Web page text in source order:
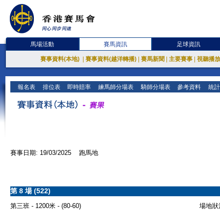
馬場活動 賽馬資訊 足球資訊
賽事資料(本地) 賽事資料(越洋轉播) 賽馬新聞 主要賽事 視聽播
報名表 排位表 即時賠率 練馬師分場表 騎師分場表 參考資料 統
賽事日期: 19/03/2025 跑馬地
第 8 場 (522)
第三班 - 1200米 - (80-60)
場地